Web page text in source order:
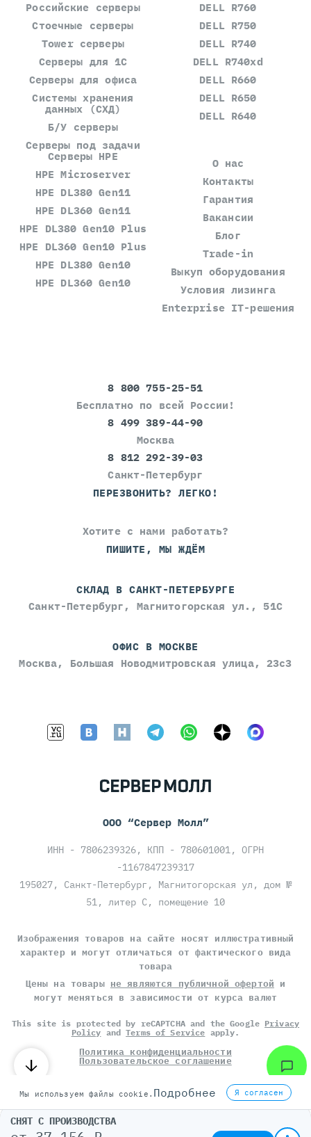
СНЯТ С ПРОИЗВОДСТВА
Российские серверы
Стоечные серверы
Tower серверы
Серверы для 1С
Серверы для офиса
Системы хранения
данных (СХД)
Б/У серверы
Серверы под задачи
DELL R760
DELL R750
DELL R740
DELL R740xd
DELL R660
DELL R650
DELL R640
Серверы HPE
HPE Microserver
HPE DL380 Gen11
HPE DL360 Gen11
HPE DL380 Gen10 Plus
HPE DL360 Gen10 Plus
HPE DL380 Gen10
HPE DL360 Gen10
О нас
Контакты
Гарантия
Вакансии
Блог
Trade-in
Выкуп оборудования
Условия лизинга
Enterprise IT-решения
8 800 755-25-51
Бесплатно по всей России!
8 499 389-44-90
Москва
8 812 292-39-03
Санкт-Петербург
ПЕРЕЗВОНИТЬ? ЛЕГКО!
Хотите с нами работать?
ПИШИТЕ, МЫ ЖДЁМ
СКЛАД В САНКТ-ПЕТЕРБУРГЕ
Санкт-Петербург, Магнитогорская ул., 51С
ОФИС В МОСКВЕ
Москва, Большая Новодмитровская улица, 23с3
ООО “Сервер Молл”
ИНН - 7806239326, КПП - 780601001, ОГРН
-1167847239317
195027, Санкт-Петербург, Магнитогорская ул, дом №
51, литер С, помещение 10
Изображения товаров на сайте носят иллюстративный
характер и могут отличаться от фактического вида
товара
Цены на товары не являются публичной офертой и
могут меняться в зависимости от курса валют
This site is protected by reCAPTCHA and the Google Privacy
Policy andTerms of Service apply.
Политика конфиденциальности
Пользовательское соглашение
©СЕРВЕР МОЛЛ, 2014-2026
Мы используем файлы cookie. Подробнее Я согласен